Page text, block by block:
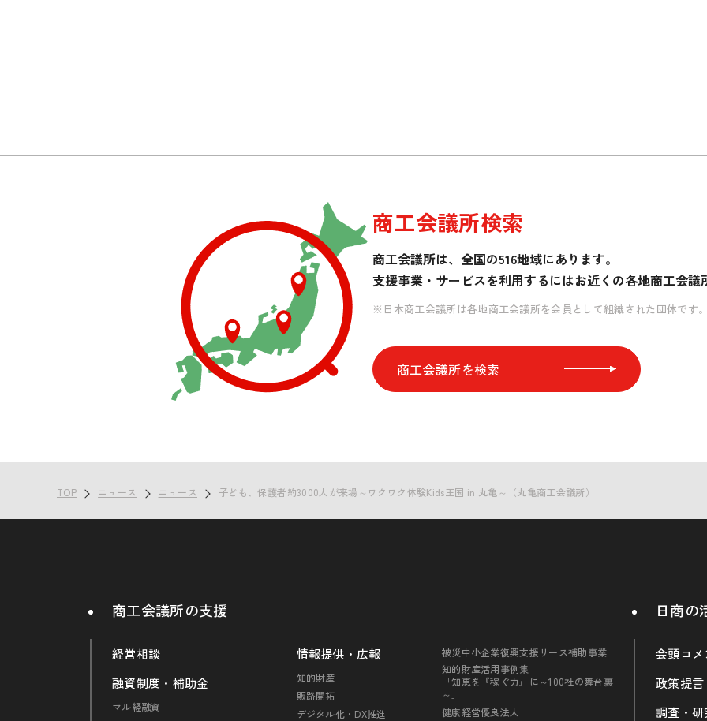
商工会議所検索
商工会議所は、全国の516地域にあります。
支援事業・サービスを利用するにはお近くの各地商工会議
※日本商工会議所は各地商工会議所を会員として組織された団体です。
商工会議所を検索
TOP ニュース ニュース 子ども、保護者約3000人が来場～ワクワク体験Kids王国 in 丸亀～（丸亀商工会議所）
商工会議所の支援
経営相談
融資制度・補助金
マル経融資
情報提供・広報
知的財産
販路開拓
デジタル化・DX推進
被災中小企業復興支援リース補助事業
知的財産活用事例集
「知恵を『稼ぐ力』に～100社の舞台裏
～」
健康経営優良法人
日商の
会頭コメ
政策提言
調査・研